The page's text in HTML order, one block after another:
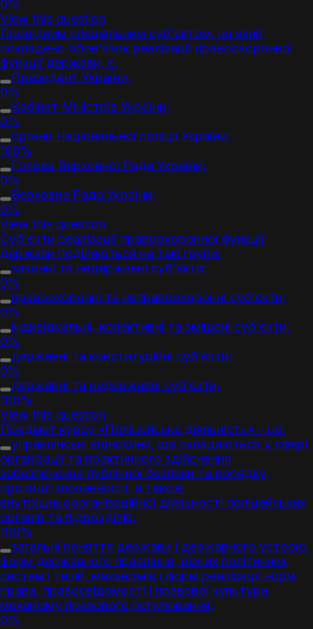
0%
View this question
Провідним спеціальним суб’єктом, на який
покладено обов’язок реалізації правоохоронної
функції держави, є:
Президент України;
0%
Кабінет Міністрів України;
0%
органи Національної поліції України;
100%
Голова Верховної Ради України;
0%
Верховна Рада України;
0%
View this question
Суб’єкти реалізації правоохоронної функції
держави поділяються на такі групи:
законні та недержавні суб’єкти;
0%
правоохоронні та неправоохоронні суб’єкти;
0%
індивідуальні, колективні та змішані суб’єкти;
0%
державні та конституційні суб’єкти;
0%
державні та недержавні суб’єкти;
100%
View this question
Предмет курсу «Поліцейська діяльність» – це:
управлінські відносини, що складаються у сфері
організації та практичного здійснення
забезпечення публічної безпеки та порядку,
протидії злочинності, а також
внутрішньоорганізаційної діяльності поліцейських
органів та підрозділів;
100%
загальні поняття держави і державного устрою,
форм державного правління, різних політичних
систем і течій, механізмів і форм реалізації норм
права, правосвідомості і правової культури,
механізму правового регулювання;
0%